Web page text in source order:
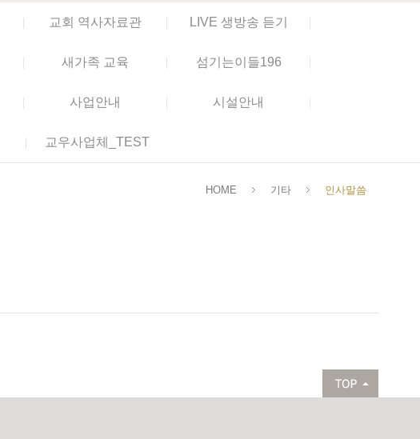
교회 역사자료관 LIVE 생방송 듣기
새가족 교육 섬기는이들196
사업안내 시설안내
교우사업체_TEST
HOME 기타 인사말씀